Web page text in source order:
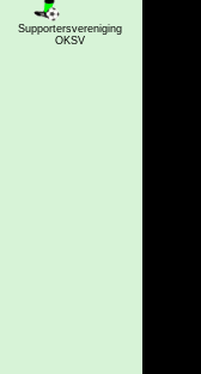
Supportersvereniging
OKSV